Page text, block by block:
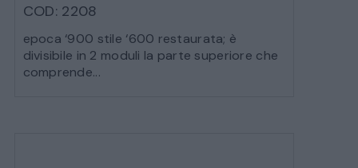
COD: 2208
epoca ‘900 stile ‘600 restaurata; è
divisibile in 2 moduli la parte superiore che
comprende...